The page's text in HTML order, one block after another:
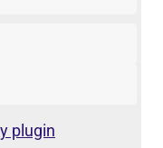
plugin